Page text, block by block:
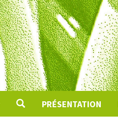
PRÉSENTATION